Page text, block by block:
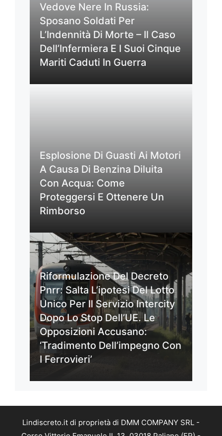
Vedove Nere In Russia:
Sposano Soldati Per
L’Indennità Di Morte – Il Caso
Dell’Infermiera E I Suoi Cinque
Mariti Caduti In Guerra
Esplosione Di Guasti Ai Motori
A Causa Di Benzina Diluita
Con Acqua: Come
Proteggersi E Ottenere Un
Rimborso
Riformulazione Del Decreto
Pnrr: Salta L’ipotesi Del Lotto
Unico Per Il Servizio Intercity
Dopo Lo Stop Dell’UE. Le
Opposizioni Accusano:
‘Tradimento Dell’impegno Con
I Ferrovieri’
Lindiscreto.it di proprietà di DMM COMPANY SRL -